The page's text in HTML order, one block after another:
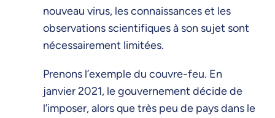
nouveau virus, les connaissances et les
observations scientifiques à son sujet sont
nécessairement limitées.
Prenons l’exemple du couvre-feu. En
janvier 2021, le gouvernement décide de
l’imposer, alors que très peu de pays dans le